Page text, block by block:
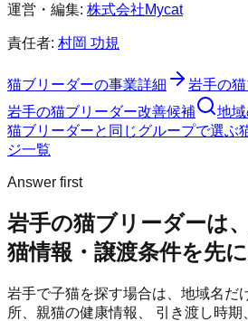
運営・編集: 株式会社Mycat
責任者: 村岡 功規
猫ブリーダーの事業詳細
岩手の
岩手の猫ブリーダー改善候補
地
猫ブリーダーと同じグループで選ぶ
ジ一覧
Answer first
岩手の猫ブリーダーは
猫情報・譲渡条件を先
岩手で子猫を探す場合は、地域名だ
所、親猫の健康情報、 引き渡し時